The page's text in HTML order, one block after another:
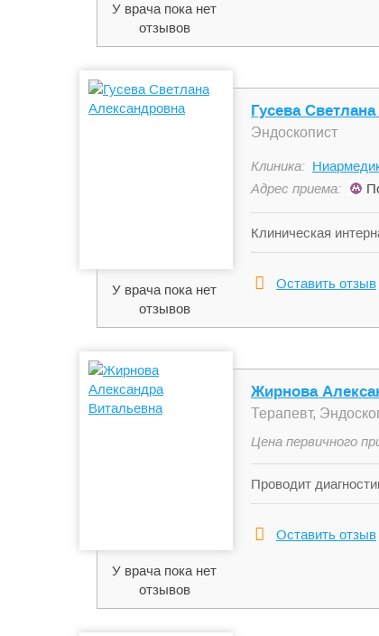
У врача пока нет
отзывов
У врача пока нет
отзывов
Гусева
Эндоскопист
Клиника:
Адрес приема:
Клиническая
здравоохранения
специальности
Приоритетные
Остановка
Оставить отзыв
У врача пока нет
отзывов
Жирнова
Терапевт,
Цена первичного
Проводит
кори, краснухи,
Оставить отзыв